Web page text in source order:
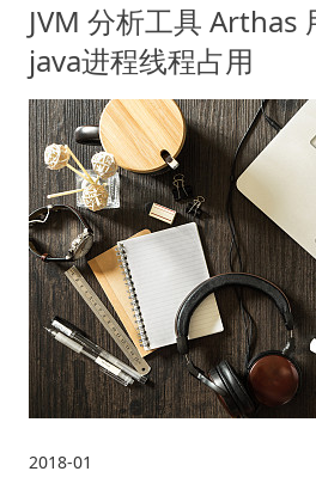
JVM 分析工具
java进程线程占用
2018-01